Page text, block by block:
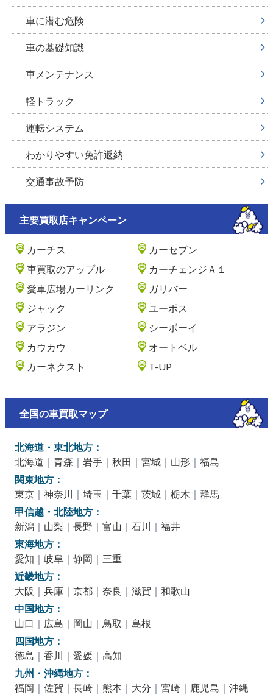
車に潜む危険
車の基礎知識
車メンテナンス
軽トラック
運転システム
わかりやすい免許返納
交通事故予防
主要買取店キャンペーン
カーチス
カーセブン
車買取のアップル
カーチェンジＡ１
愛車広場カーリンク
ガリバー
ジャック
ユーポス
アラジン
シーボーイ
カウカウ
オートベル
カーネクスト
T-UP
全国の車買取マップ
北海道・東北地方：
北海道 ｜ 青森 ｜ 岩手｜ 秋田 ｜ 宮城｜ 山形｜ 福島
関東地方：
東京｜ 神奈川 ｜ 埼玉 ｜ 千葉｜ 茨城｜ 栃木 ｜ 群馬
甲信越・北陸地方：
新潟 ｜ 山梨 ｜ 長野 ｜ 富山 ｜ 石川 ｜ 福井
東海地方：
愛知 ｜ 岐阜｜ 静岡 ｜ 三重
近畿地方：
大阪 ｜ 兵庫｜ 京都｜ 奈良 ｜ 滋賀 ｜ 和歌山
中国地方：
山口 ｜ 広島 ｜ 岡山 ｜ 鳥取 ｜ 島根
四国地方：
徳島 ｜ 香川 ｜ 愛媛｜ 高知
九州・沖縄地方：
福岡 ｜ 佐賀 ｜ 長崎｜ 熊本 ｜ 大分 ｜ 宮崎｜ 鹿児島 ｜ 沖縄